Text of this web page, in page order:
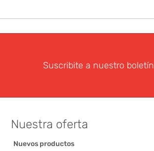
Suscribite a nuestro boletín
Nuestra oferta
Nuevos productos